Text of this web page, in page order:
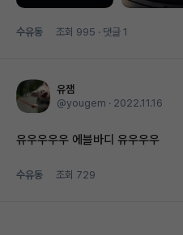
수유동 조회 995 · 댓글 1
유잼
@yougem · 2022.11.16
유우우우우 에블바디 유우우우
수유동 조회 729